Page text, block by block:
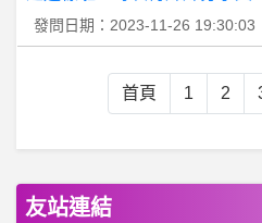
日劇- 初戀的惡魔 關於星
SAC代理訂單詐騙、騙錢假
發問日期：2023-11-26 19:30:03
首頁 1 2
友站連結